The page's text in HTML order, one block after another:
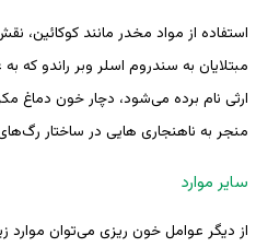
استفاده از مواد مخدر مانند کوکائین،
مبتلایان به سندروم اسلر وبر راندو که
ارثی نام برده می‌شود، دچار خون دماغ
منجر به ناهنجاری هایی در ساختار
سایر موارد
از دیگر عوامل خون ریزی می‌توان موارد